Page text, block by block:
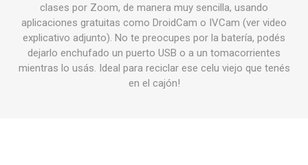
clases por Zoom, de manera muy sencilla, usando
aplicaciones gratuitas como DroidCam o IVCam (ver video
explicativo adjunto). No te preocupes por la batería, podés
dejarlo enchufado un puerto USB o a un tomacorrientes
mientras lo usás. Ideal para reciclar ese celu viejo que tenés
en el cajón!